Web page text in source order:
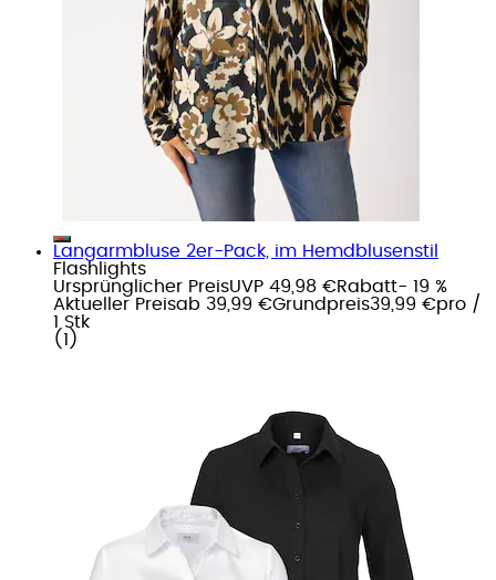
Langarmbluse 2er-Pack, im Hemdblusenstil
Flashlights
Ursprünglicher PreisUVP 49,98 €Rabatt- 19 %
Aktueller Preisab 39,99 €Grundpreis39,99 €pro /
1 Stk
( 1 )